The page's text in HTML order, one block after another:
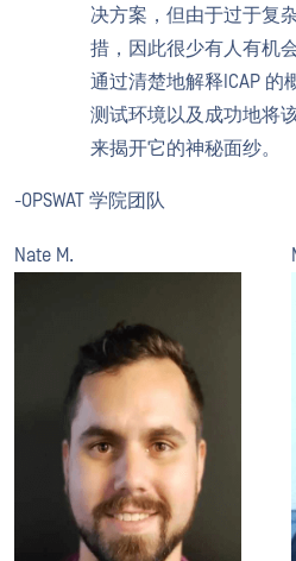
决方案，但由于过于复
措，因此很少有人有机
通过清楚地解释ICAP 的
测试环境以及成功地将
来揭开它的神秘面纱。
-OPSWAT 学院团队
Nate M.